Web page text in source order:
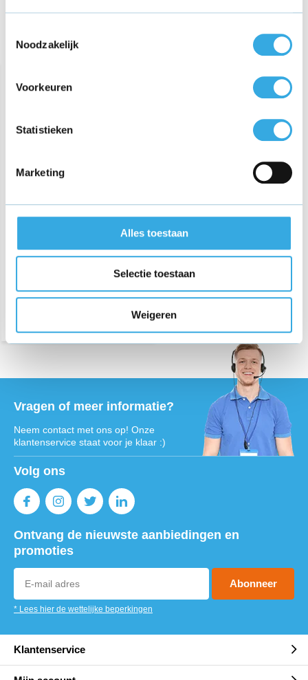
Noodzakelijk
Voorkeuren
Statistieken
Marketing
Alles toestaan
Selectie toestaan
Weigeren
Recent bekeken
€ 22,95
Morgen in huis
Vragen of meer informatie?
Neem contact met ons op! Onze
klantenservice staat voor je klaar :)
Volg ons
Ontvang de nieuwste aanbiedingen en
promoties
Abonneer
* Lees hier de wettelijke beperkingen
Klantenservice